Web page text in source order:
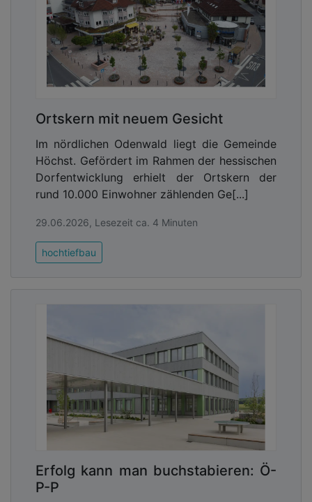
Ortskern mit neuem Gesicht
Im nördlichen Odenwald liegt die Gemeinde
Höchst. Gefördert im Rahmen der hessischen
Dorfentwicklung erhielt der Ortskern der
rund 10.000 Einwohner zählenden Ge[...]
29.06.2026, Lesezeit ca. 4 Minuten
hochtiefbau
Erfolg kann man buchstabieren: Ö-
P-P